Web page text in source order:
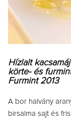
Hízlalt
körte- és
Furmint 2013
A bor halvány
birsalma sajt és